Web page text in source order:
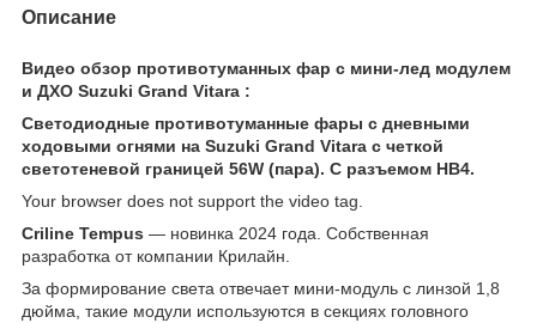
Описание
Видео обзор противотуманных фар c мини-лед модулем
и ДХО Suzuki Grand Vitara :
Светодиодные противотуманные фары с дневными
ходовыми огнями на Suzuki Grand Vitara с четкой
светотеневой границей 56W (пара). С разъемом HB4.
Your browser does not support the video tag.
Criline Tempus — новинка 2024 года. Собственная
разработка от компании Крилайн.
За формирование света отвечает мини-модуль с линзой 1,8
дюйма, такие модули используются в секциях головного